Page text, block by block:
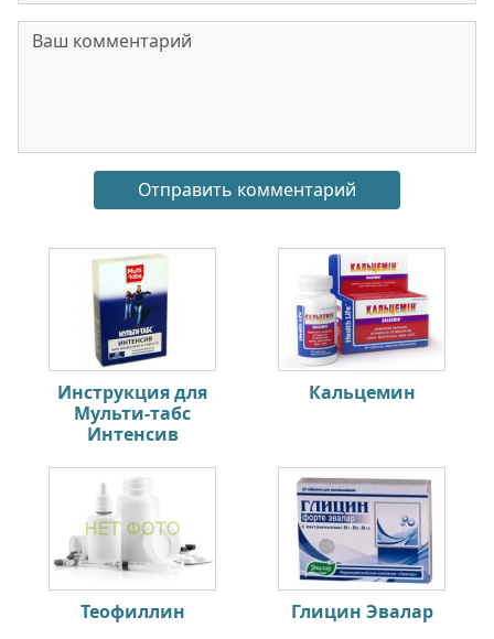
Инструкция для
Мульти-табс
Интенсив
Кальцемин
Теофиллин Глицин Эвалар